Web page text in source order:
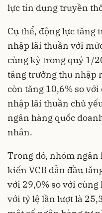
lực tín dụng truyền
Cụ thể, động lực tăng
nhập lãi thuần với
cùng kỳ trong quý 1/
tăng trưởng thu nhập
còn tăng 10,6% so với
nhập lãi thuần chủ
ngân hàng quốc
nhân.
Trong đó, nhóm ngân
kiến VCB dẫn đầu
với 29,0% so với cùng
với tỷ lệ lần lượt là